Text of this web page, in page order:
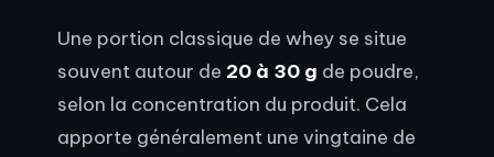
Une portion classique de whey se situe
souvent autour de 20 à 30 g de poudre,
selon la concentration du produit. Cela
apporte généralement une vingtaine de